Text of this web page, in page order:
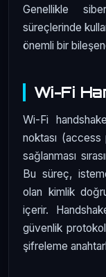
Genellikle
süreçlerinde
önemli bir
Wi-Fi
Wi-Fi
noktası (access
sağlanması
Bu süreç,
olan kimlik
içerir.
güvenlik
şifreleme